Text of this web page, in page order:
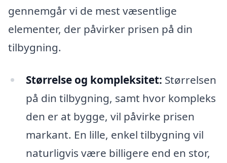
gennemgår vi de mest væsentlige
elementer, der påvirker prisen på din
tilbygning.
Størrelse og kompleksitet: Størrelsen
på din tilbygning, samt hvor kompleks
den er at bygge, vil påvirke prisen
markant. En lille, enkel tilbygning vil
naturligvis være billigere end en stor,